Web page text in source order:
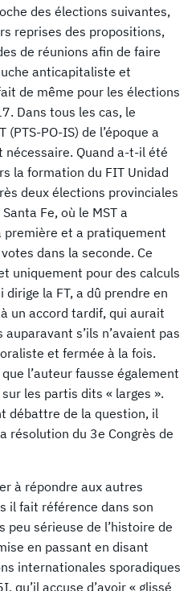
des élections suivantes,
reprises des propositions,
de réunions afin de faire
anticapitaliste et
de même pour les élections
Dans tous les cas, le
PO-IS) de l’époque a
Quand a-t-il été
la formation du FIT Unidad
deux élections provinciales
Fe, où le MST a
première et a pratiquement
dans la seconde. Ce
uniquement pour des calculs
dirige la FT, a dû prendre en
un accord tardif, qui aurait
s’ils n’avaient pas
et fermée à la fois.
l’auteur fausse également
les partis dits « larges ».
débattre de la question, il
résolution du 3e Congrès de
à répondre aux autres
il fait référence dans son
peu sérieuse de l’histoire de
en passant en disant
internationales sporadiques
qu’il accuse d’avoir « glissé